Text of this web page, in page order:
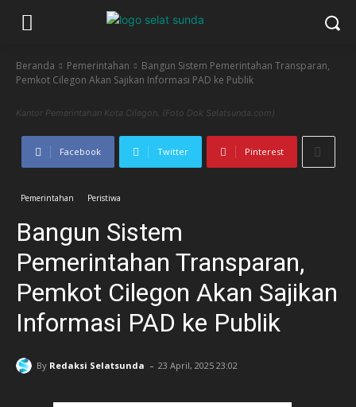
Beranda Pemerintahan
Bangun Sistem Pemerintahan Transparan,
Pemkot Cilegon Akan Sajikan Informasi PAD ke Publik
Kantor Pemerintahan Kota Cilegon. (Foto Dok Selatsunda.com)
Facebook Twitter Pinterest
Pemerintahan Peristiwa
Bangun Sistem
Pemerintahan Transparan,
Pemkot Cilegon Akan Sajikan
Informasi PAD ke Publik
By Redaksi Selatsunda - 23 April, 2025 23:02